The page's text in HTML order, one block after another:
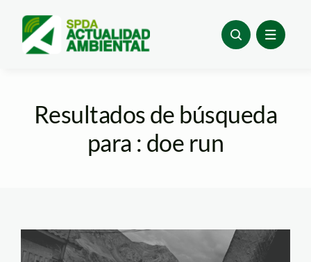
content
Resultados de búsqueda
para : doe run